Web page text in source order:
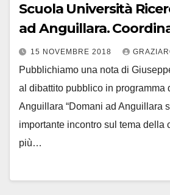
Scuola Università
ad Anguillara.
15 NOVEMBRE 2018
Pubblichiamo una nota di
al dibattito pubblico in programma
Anguillara “Domani ad Anguillara
importante incontro sul tema della
più…